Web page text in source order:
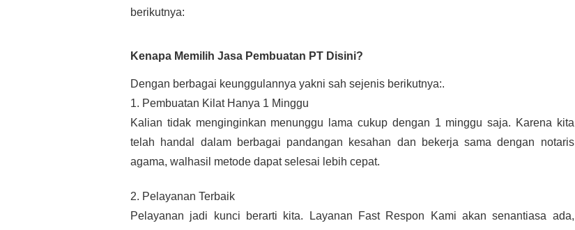
berikutnya:
Kenapa Memilih Jasa Pembuatan PT Disini?
Dengan berbagai keunggulannya yakni sah sejenis berikutnya:.
1. Pembuatan Kilat Hanya 1 Minggu
Kalian tidak menginginkan menunggu lama cukup dengan 1 minggu saja. Karena kita
telah handal dalam berbagai pandangan kesahan dan bekerja sama dengan notaris
agama, walhasil metode dapat selesai lebih cepat.
2. Pelayanan Terbaik
Pelayanan jadi kunci berarti kita. Layanan Fast Respon Kami akan senantiasa ada,